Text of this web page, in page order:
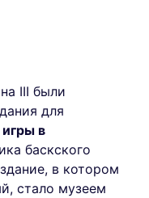
III были
для
игры в
баскского
в котором
стало музеем